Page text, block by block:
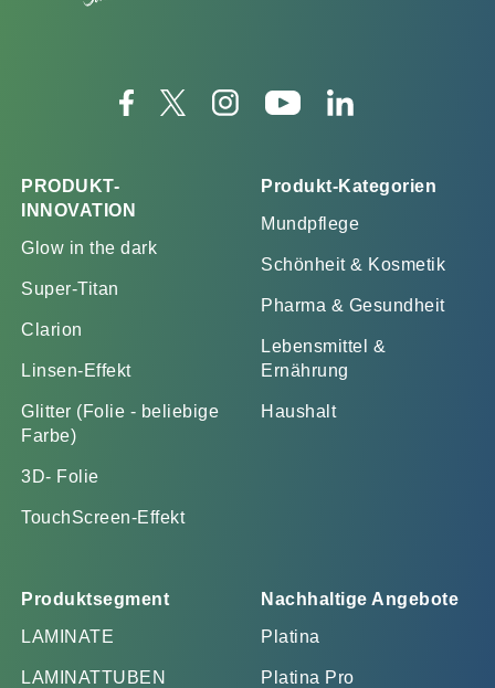
PRODUKT-
INNOVATION
Glow in the dark
Super-Titan
Clarion
Linsen-Effekt
Glitter (Folie - beliebige
Farbe)
3D- Folie
TouchScreen-Effekt
Produkt-Kategorien
Mundpflege
Schönheit & Kosmetik
Pharma & Gesundheit
Lebensmittel &
Ernährung
Haushalt
Produktsegment
LAMINATE
LAMINATTUBEN
Nachhaltige Angebote
Platina
Platina Pro